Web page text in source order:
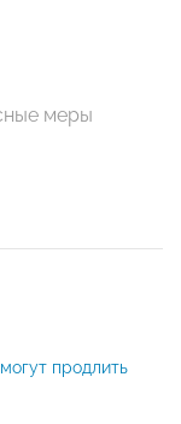
меры
продлить